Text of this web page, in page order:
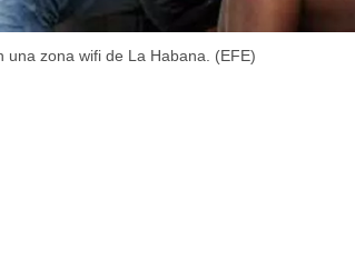
zona wifi de La Habana. (EFE)